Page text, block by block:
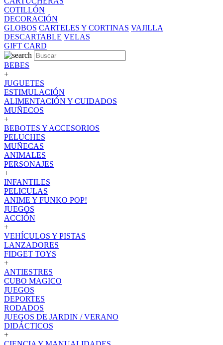
COTILLÓN
DECORACIÓN
GLOBOS CARTELES Y CORTINAS VAJILLA
DESCARTABLE VELAS
GIFT CARD
BEBES
+
JUGUETES
ESTIMULACIÓN
ALIMENTACIÓN Y CUIDADOS
MUÑECOS
+
BEBOTES Y ACCESORIOS
PELUCHES
MUÑECAS
ANIMALES
PERSONAJES
+
INFANTILES
PELICULAS
ANIME Y FUNKO POP!
JUEGOS
ACCIÓN
+
VEHÍCULOS Y PISTAS
LANZADORES
FIDGET TOYS
+
ANTIESTRES
CUBO MAGICO
JUEGOS
DEPORTES
RODADOS
JUEGOS DE JARDIN / VERANO
DIDÁCTICOS
+